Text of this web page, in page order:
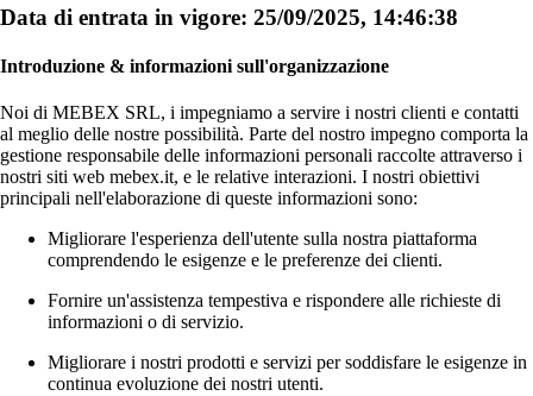
Data di entrata in vigore: 25/09/2025, 14:46:38
Introduzione & informazioni sull'organizzazione
Noi di MEBEX SRL, i impegniamo a servire i nostri clienti e contatti
al meglio delle nostre possibilità. Parte del nostro impegno comporta la
gestione responsabile delle informazioni personali raccolte attraverso i
nostri siti web mebex.it, e le relative interazioni. I nostri obiettivi
principali nell'elaborazione di queste informazioni sono:
Migliorare l'esperienza dell'utente sulla nostra piattaforma
comprendendo le esigenze e le preferenze dei clienti.
Fornire un'assistenza tempestiva e rispondere alle richieste di
informazioni o di servizio.
Migliorare i nostri prodotti e servizi per soddisfare le esigenze in
continua evoluzione dei nostri utenti.